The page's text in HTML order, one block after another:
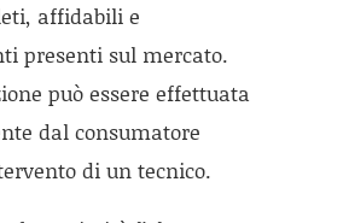
affidabili e
presenti sul mercato.
può essere effettuata
dal consumatore
di un tecnico.